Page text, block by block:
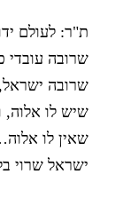
ת"ר: לעולם
שרובה עובדי
שרובה
שיש לו אלוה,
שאין לו
ישראל שרוי